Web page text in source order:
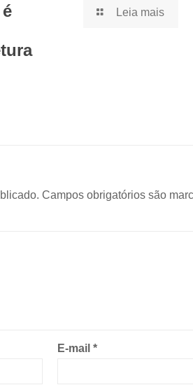
Leia mais
Campos obrigatórios são
E-mail *